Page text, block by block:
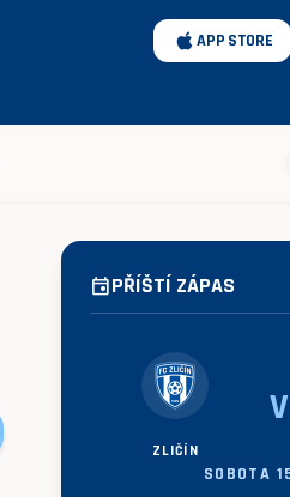
APP STORE
eventPŘÍŠTÍ ZÁPAS
ZLIČÍN
SOBOTA